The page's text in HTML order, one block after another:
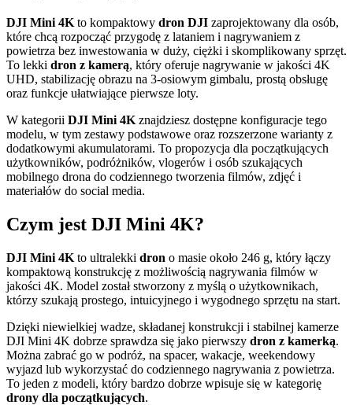
DJI Mini 4K to kompaktowy dron DJI zaprojektowany dla osób,
które chcą rozpocząć przygodę z lataniem i nagrywaniem z
powietrza bez inwestowania w duży, ciężki i skomplikowany sprzęt.
To lekki dron z kamerą, który oferuje nagrywanie w jakości 4K
UHD, stabilizację obrazu na 3-osiowym gimbalu, prostą obsługę
oraz funkcje ułatwiające pierwsze loty.
W kategorii DJI Mini 4K znajdziesz dostępne konfiguracje tego
modelu, w tym zestawy podstawowe oraz rozszerzone warianty z
dodatkowymi akumulatorami. To propozycja dla początkujących
użytkowników, podróżników, vlogerów i osób szukających
mobilnego drona do codziennego tworzenia filmów, zdjęć i
materiałów do social media.
Czym jest DJI Mini 4K?
DJI Mini 4K to ultralekki dron o masie około 246 g, który łączy
kompaktową konstrukcję z możliwością nagrywania filmów w
jakości 4K. Model został stworzony z myślą o użytkownikach,
którzy szukają prostego, intuicyjnego i wygodnego sprzętu na start.
Dzięki niewielkiej wadze, składanej konstrukcji i stabilnej kamerze
DJI Mini 4K dobrze sprawdza się jako pierwszy dron z kamerką.
Można zabrać go w podróż, na spacer, wakacje, weekendowy
wyjazd lub wykorzystać do codziennego nagrywania z powietrza.
To jeden z modeli, który bardzo dobrze wpisuje się w kategorię
drony dla początkujących.